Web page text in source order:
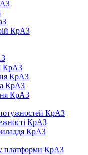
КрАЗ
КрАЗ
КрАЗ
КрАЗ
КрАЗ
КрАЗ
КрАЗ
КрАЗ
платформи КрАЗ